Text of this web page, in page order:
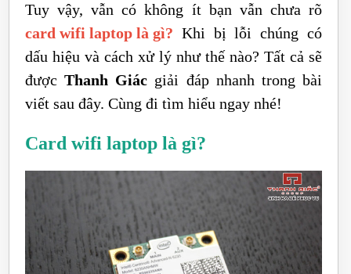
Tuy vậy, vẫn có không ít bạn vẫn chưa rõ
card wifi laptop là gì? Khi bị lỗi chúng có
dấu hiệu và cách xử lý như thế nào? Tất cả sẽ
đượcThanh Giác giải đáp nhanh trong bài
viết sau đây. Cùng đi tìm hiểu ngay nhé!
Card wifi laptop là gì?